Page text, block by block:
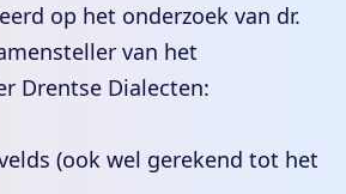
op het onderzoek van dr.
van het
Drentse Dialecten:
(ook wel gerekend tot het